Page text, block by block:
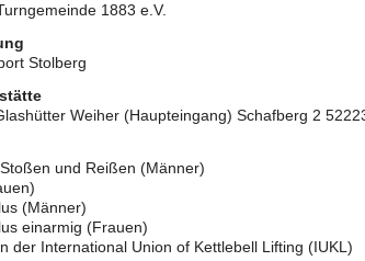
1883 e.V.
Stolberg
Weiher (Haupteingang) Schafberg 2
und Reißen (Männer)
(Männer)
einarmig (Frauen)
der International Union of Kettlebell Lifting (IUKL)